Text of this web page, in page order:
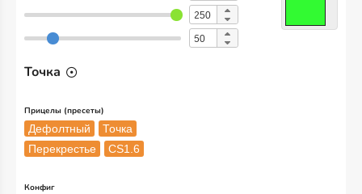
Точка
Прицелы (пресеты)
Дефолтный
Точка
Перекрестье
CS1.6
Конфиг